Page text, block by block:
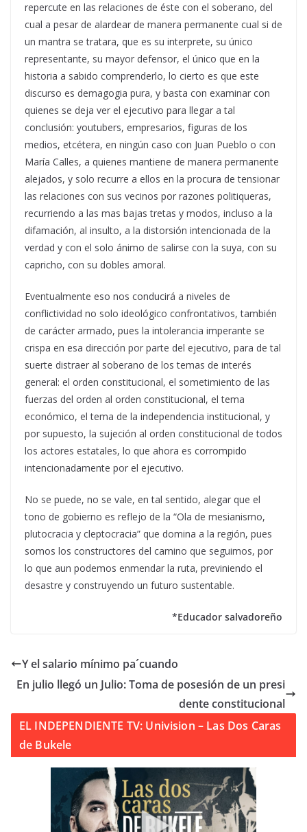
repercute en las relaciones de éste con el soberano, del
cual a pesar de alardear de manera permanente cual si de
un mantra se tratara, que es su interprete, su único
representante, su mayor defensor, el único que en la
historia a sabido comprenderlo, lo cierto es que este
discurso es demagogia pura, y basta con examinar con
quienes se deja ver el ejecutivo para llegar a tal
conclusión: youtubers, empresarios, figuras de los
medios, etcétera, en ningún caso con Juan Pueblo o con
María Calles, a quienes mantiene de manera permanente
alejados, y solo recurre a ellos en la procura de tensionar
las relaciones con sus vecinos por razones politiqueras,
recurriendo a las mas bajas tretas y modos, incluso a la
difamación, al insulto, a la distorsión intencionada de la
verdad y con el solo ánimo de salirse con la suya, con su
capricho, con su dobles amoral.
Eventualmente eso nos conducirá a niveles de
conflictividad no solo ideológico confrontativos, también
de carácter armado, pues la intolerancia imperante se
crispa en esa dirección por parte del ejecutivo, para de tal
suerte distraer al soberano de los temas de interés
general: el orden constitucional, el sometimiento de las
fuerzas del orden al orden constitucional, el tema
económico, el tema de la independencia institucional, y
por supuesto, la sujeción al orden constitucional de todos
los actores estatales, lo que ahora es corrompido
intencionadamente por el ejecutivo.
No se puede, no se vale, en tal sentido, alegar que el
tono de gobierno es reflejo de la “Ola de mesianismo,
plutocracia y cleptocracia” que domina a la región, pues
somos los constructores del camino que seguimos, por
lo que aun podemos enmendar la ruta, previniendo el
desastre y construyendo un futuro sustentable.
*Educador salvadoreño
Y el salario mínimo pa´cuando
En julio llegó un Julio: Toma de posesión de un presi
dente constitucional
EL INDEPENDIENTE TV: Univision – Las Dos Caras
de Bukele